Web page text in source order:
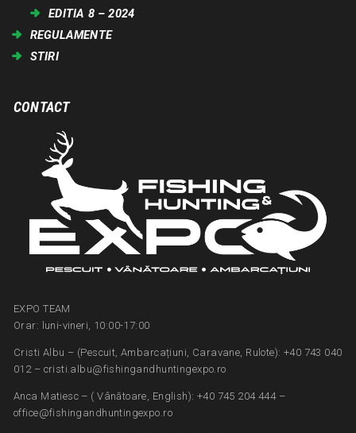
EDITIA 8 – 2024
REGULAMENTE
STIRI
CONTACT
EXPO TEAM
Orar: luni-vineri, 10:00-17:00
Cristi Albu – (Pescuit, Ambarcațiuni, Caravane, Rulote): +40 743 040
012 – cristi.albu@fishingandhuntingexpo.ro
Anca Matiesc – ( Vânătoare, English): +40 745 204 444 –
office@fishingandhuntingexpo.ro